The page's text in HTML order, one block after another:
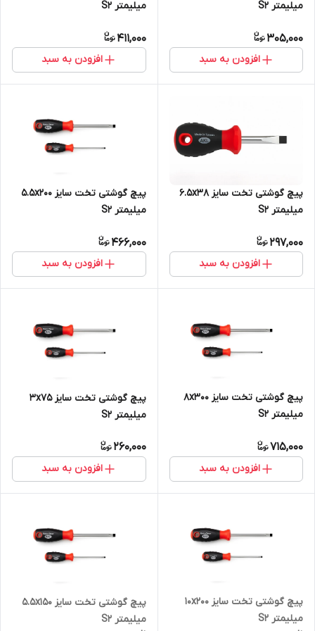
میلیمتر S2
305,000
افزودن به سبد
میلیمتر S2
411,000
افزودن به سبد
پیچ گوشتی تخت سایز 6.5x38
میلیمتر S2
297,000
افزودن به سبد
پیچ گوشتی تخت سایز 5.5x200
میلیمتر S2
466,000
افزودن به سبد
پیچ گوشتی تخت سایز 8x300
میلیمتر S2
715,000
افزودن به سبد
پیچ گوشتی تخت سایز 3x75
میلیمتر S2
260,000
افزودن به سبد
پیچ گوشتی تخت سایز 10x200
میلیمتر S2
پیچ گوشتی تخت سایز 5.5x150
میلیمتر S2